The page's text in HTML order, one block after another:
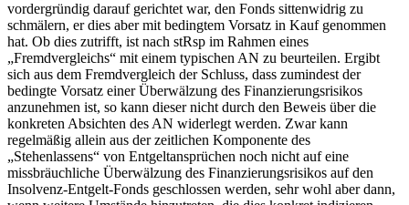
vordergründig darauf gerichtet war, den Fonds sittenwidrig zu
schmälern, er dies aber mit bedingtem Vorsatz in Kauf genommen
hat. Ob dies zutrifft, ist nach stRsp im Rahmen eines
„Fremdvergleichs“ mit einem typischen AN zu beurteilen. Ergibt
sich aus dem Fremdvergleich der Schluss, dass zumindest der
bedingte Vorsatz einer Überwälzung des Finanzierungsrisikos
anzunehmen ist, so kann dieser nicht durch den Beweis über die
konkreten Absichten des AN widerlegt werden. Zwar kann
regelmäßig allein aus der zeitlichen Komponente des
„Stehenlassens“ von Entgeltansprüchen noch nicht auf eine
missbräuchliche Überwälzung des Finanzierungsrisikos auf den
Insolvenz-Entgelt-Fonds geschlossen werden, sehr wohl aber dann,